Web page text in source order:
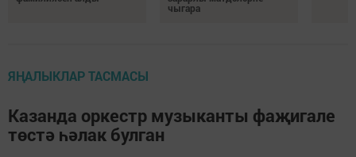
чыгара
ЯҢАЛЫКЛАР ТАСМАСЫ
Казанда оркестр музыканты фаҗигале
төстә һәлак булган